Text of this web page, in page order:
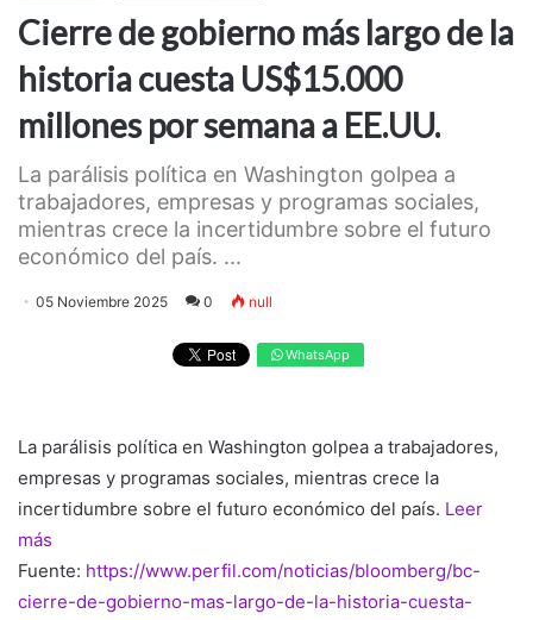
Cierre de gobierno más largo de la
historia cuesta US$15.000
millones por semana a EE.UU.
La parálisis política en Washington golpea a
trabajadores, empresas y programas sociales,
mientras crece la incertidumbre sobre el futuro
económico del país. ...
05 Noviembre 2025 0 null
WhatsApp
La parálisis política en Washington golpea a trabajadores,
empresas y programas sociales, mientras crece la
incertidumbre sobre el futuro económico del país. Leer
más
Fuente: https://www.perfil.com/noticias/bloomberg/bc-
cierre-de-gobierno-mas-largo-de-la-historia-cuesta-